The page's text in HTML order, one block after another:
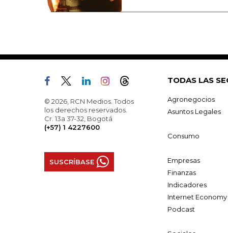
© 2026, RCN Medios. Todos
los derechos reservados.
Cr. 13a 37-32, Bogotá
(+57) 1 4227600
SUSCRÍBASE
TODAS LAS
Agronegocios
Asuntos Legales
Consumo
Empresas
Finanzas
Indicadores
Internet Economy
Podcast